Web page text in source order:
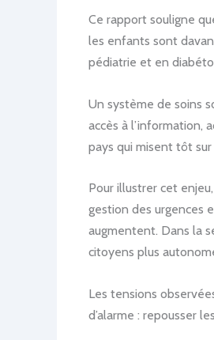
Ce rapport souligne
les enfants sont
pédiatrie et en
Un système de soins
accès à l’information,
pays qui misent tôt
Pour illustrer cet
gestion des urgences
augmentent. Dans la
citoyens plus
Les tensions
d’alarme : repousser